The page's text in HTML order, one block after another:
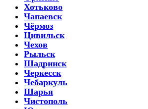
Хотьково
Чапаевск
Чёрмоз
Цивильск
Чехов
Рыльск
Шадринск
Черкесск
Чебаркуль
Шарья
Чистополь